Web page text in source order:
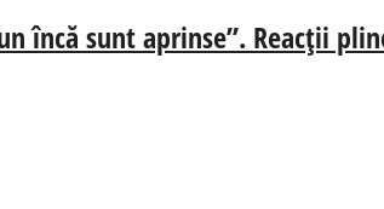
încă sunt aprinse”. Reacții